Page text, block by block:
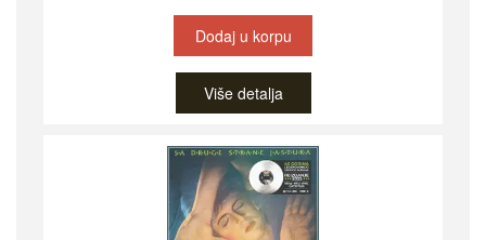
Dodaj u korpu
Više detalja